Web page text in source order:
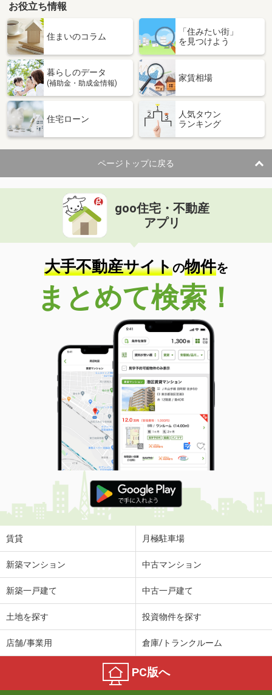
お役立ち情報
住まいのコラム
「住みたい街」
を見つけよう
暮らしのデータ
(補助金・助成金情報)
家賃相場
住宅ローン
人気タウン
ランキング
ページトップに戻る
goo住宅・不動産
アプリ
大手不動産サイトの物件を
まとめて検索！
賃貸 月極駐車場
新築マンション 中古マンション
新築一戸建て 中古一戸建て
土地を探す 投資物件を探す
店舗/事業用 倉庫/トランクルーム
PC版へ